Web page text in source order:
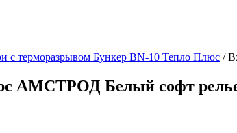
с терморазрывом Бункер BN-10 Тепло Плюс /
АМСТРОД Белый софт